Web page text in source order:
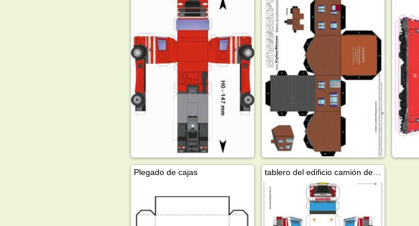
Plegado de cajas tablero del edificio camión de basura